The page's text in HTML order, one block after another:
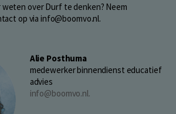
weten over Durf te denken? Neem
op via info@boomvo.nl.
Alie Posthuma
medewerker binnendienst educatief
advies
info@boomvo.nl.